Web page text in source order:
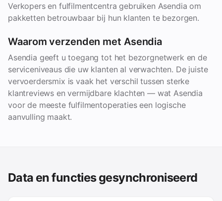
Verkopers en fulfilmentcentra gebruiken Asendia om
pakketten betrouwbaar bij hun klanten te bezorgen.
Waarom verzenden met Asendia
Asendia geeft u toegang tot het bezorgnetwerk en de
serviceniveaus die uw klanten al verwachten. De juiste
vervoerdersmix is vaak het verschil tussen sterke
klantreviews en vermijdbare klachten — wat Asendia
voor de meeste fulfilmentoperaties een logische
aanvulling maakt.
Data en functies gesynchroniseerd